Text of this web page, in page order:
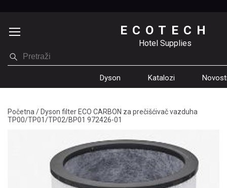
Dyson Katalozi
ECOTECH
Hotel Supplies
Početna /Dyson filter ECO CARBON za prečišćivač vazduha
TP00/TP01/TP02/BP01 972426-01